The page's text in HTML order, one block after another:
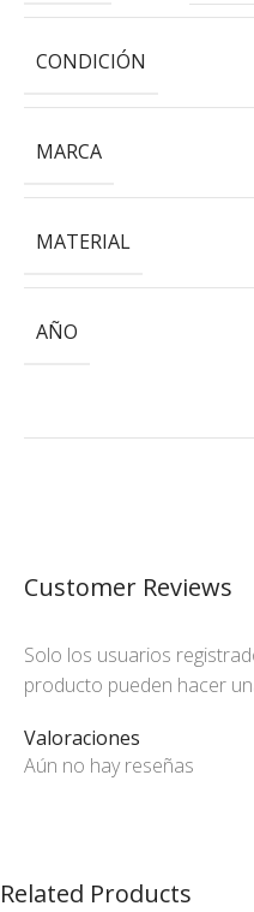
CONDICIÓN
MARCA
MATERIAL
AÑO
Customer Reviews
Valoraciones
Aún no hay reseñas
Solo los usuarios
producto pueden hacer
Related Products